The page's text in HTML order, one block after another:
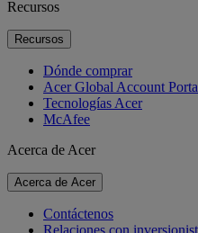
Recursos
Recursos
Dónde comprar
Acer Global Account
Tecnologías Acer
McAfee
Acerca de Acer
Acerca de Acer
Contáctenos
Relaciones con